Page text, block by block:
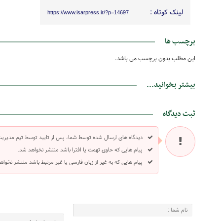
لینک کوتاه : https://www.isarpress.ir/?p=14697
برچسب ها
این مطلب بدون برچسب می باشد.
بیشتر بخوانید...
ثبت دیدگاه
دیدگاه های ارسال شده توسط شما، پس از تایید توسط تیم
پیام هایی که حاوی تهمت یا افترا باشد منتشر نخواهد شد.
پیام هایی که به غیر از زبان فارسی یا غیر مرتبط باشد منتشر